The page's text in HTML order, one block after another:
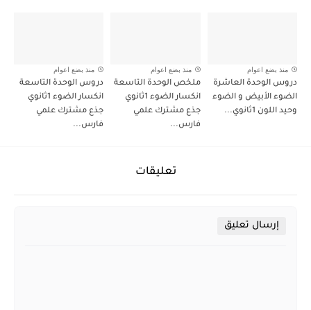
منذ بضع اعوام
دروس الوحدة العاشرة
الضوء الأبيض و الضوء
وحيد اللون 1ثانوي...
منذ بضع اعوام
ملخص الوحدة التاسعة
انكسار الضوء 1ثانوي
جذع مشترك علمي
فارس...
منذ بضع اعوام
دروس الوحدة التاسعة
انكسار الضوء 1ثانوي
جذع مشترك علمي
فارس...
تعليقات
إرسال تعليق